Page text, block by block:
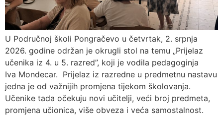
U Područnoj školi Pongračevo u četvrtak, 2. srpnja
2026. godine održan je okrugli stol na temu „Prijelaz
učenika iz 4. u 5. razred”, koji je vodila pedagoginja
Iva Mondecar. Prijelaz iz razredne u predmetnu nastavu
jedna je od važnijih promjena tijekom školovanja.
Učenike tada očekuju novi učitelji, veći broj predmeta,
promjena učionica, više obveza i veća samostalnost.